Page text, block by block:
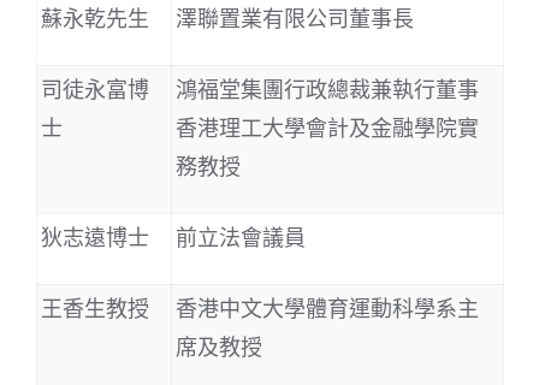
蘇永乾先生 澤聯置業有限公司董事長
司徒永富博
士
鴻福堂集團行政總裁兼執行董事
香港理工大學會計及金融學院實
務教授
狄志遠博士 前立法會議員
王香生教授
香港中文大學體育運動科學系主
席及教授